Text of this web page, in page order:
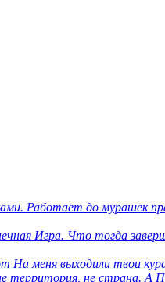
Работает до мурашек
Игра. Что тогда
На меня выходили твои
не страна. А